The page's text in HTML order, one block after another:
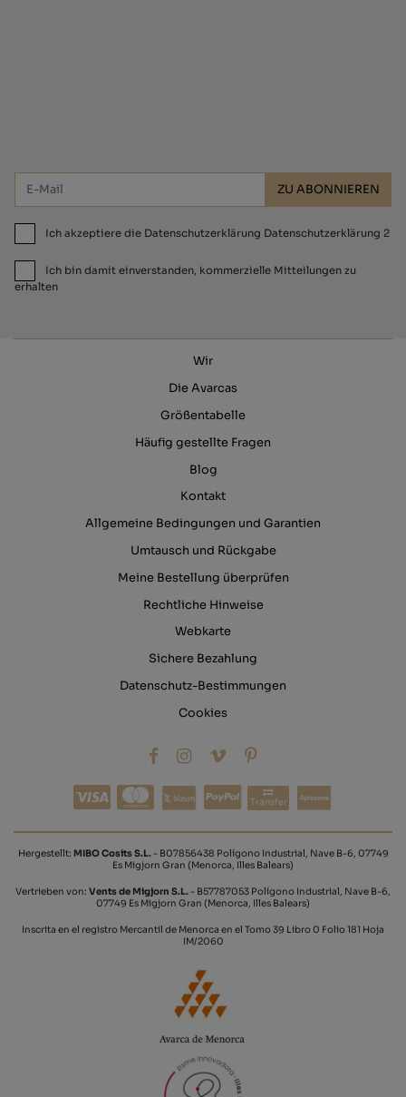
ZU ABONNIEREN
Ich akzeptiere die Datenschutzerklärung Datenschutzerklärung 2
Ich bin damit einverstanden, kommerzielle Mitteilungen zu
erhalten
Wir
Die Avarcas
Größentabelle
Häufig gestellte Fragen
Blog
Kontakt
Allgemeine Bedingungen und Garantien
Umtausch und Rückgabe
Meine Bestellung überprüfen
Rechtliche Hinweise
Webkarte
Sichere Bezahlung
Datenschutz-Bestimmungen
Cookies
Transfer
Hergestellt: MIBO Cosits S.L.- B07856438 Polígono Industrial, Nave B-6, 07749
Es Migjorn Gran (Menorca, Illes Balears)
Vertrieben von: Vents de Migjorn S.L. - B57787053 Polígono Industrial, Nave B-6,
07749 Es Migjorn Gran (Menorca, Illes Balears)
Inscrita en el registro Mercantil de Menorca en el Tomo 39 Libro 0 Folio 181 Hoja
IM/2060